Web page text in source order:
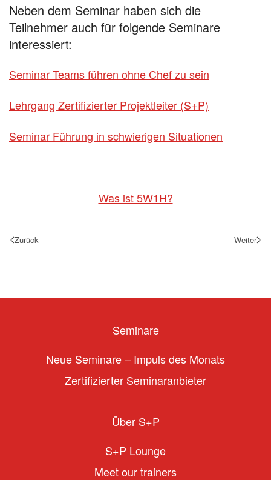
Neben dem Seminar haben sich die
Teilnehmer auch für folgende Seminare
interessiert:
Seminar Teams führen ohne Chef zu sein
Lehrgang Zertifizierter Projektleiter (S+P)
Seminar Führung in schwierigen Situationen
Was ist 5W1H?
Zurück Weiter
Seminare
Neue Seminare – Impuls des Monats
Zertifizierter Seminaranbieter
Über S+P
S+P Lounge
Meet our trainers